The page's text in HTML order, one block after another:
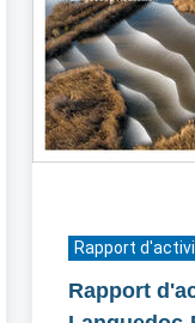
Rapport
Rapport